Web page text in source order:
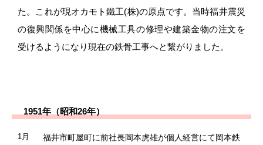
た。これが現オカモト鐵工(株)の原点です。当時福井震災
の復興関係を中心に機械工具の修理や建築金物の注文を
受けるようになり現在の鉄骨工事へと繋がりました。
1951年（昭和26年）
1月
福井市町屋町に前社長岡本虎雄が個人経営にて岡本鉄